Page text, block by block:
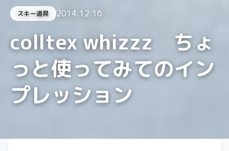
スキー道具 2014.12.16
colltex whizzz ちょ
っと使ってみてのイン
プレッション